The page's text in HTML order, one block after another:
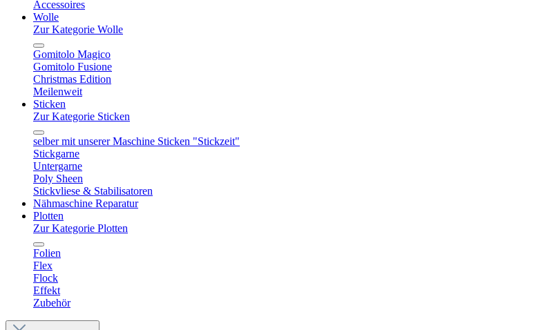
Accessoires
Wolle
Zur Kategorie Wolle
Gomitolo Magico
Gomitolo Fusione
Christmas Edition
Meilenweit
Sticken
Zur Kategorie Sticken
selber mit unserer Maschine Sticken "Stickzeit"
Stickgarne
Untergarne
Poly Sheen
Stickvliese & Stabilisatoren
Nähmaschine Reparatur
Plotten
Zur Kategorie Plotten
Folien
Flex
Flock
Effekt
Zubehör